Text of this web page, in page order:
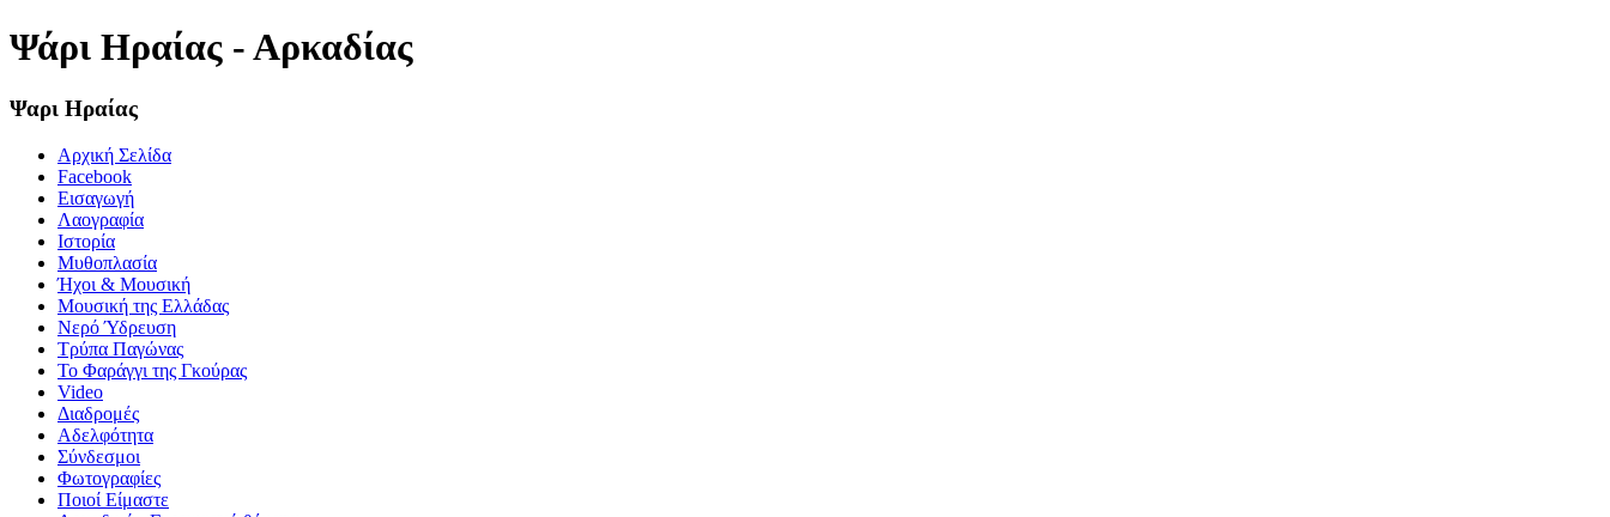
Ψάρι Ηραίας - Αρκαδίας
Ψαρι Ηραίας
Αρχική Σελίδα
Facebook
Εισαγωγή
Λαογραφία
Ιστορία
Μυθοπλασία
Ήχοι & Μουσική
Μουσική της Ελλάδας
Νερό Ύδρευση
Τρύπα Παγώνας
Το Φαράγγι της Γκούρας
Video
Διαδρομές
Αδελφότητα
Σύνδεσμοι
Φωτογραφίες
Ποιοί Είμαστε